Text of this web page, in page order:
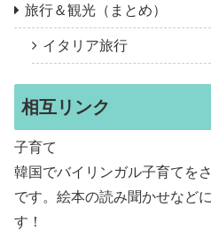
旅行＆観光（まとめ）
イタリア旅行
相互リンク
子育て
韓国でバイリンガル子育てを
です。絵本の読み聞かせなど
す！